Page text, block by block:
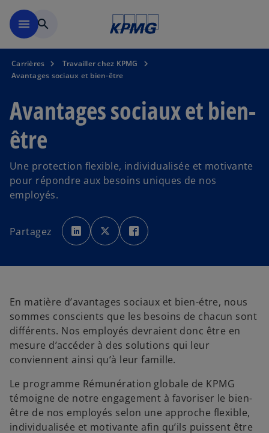
menu search
Carrières
Travailler chez KPMG
Avantages sociaux et bien-être
Avantages sociaux et bien-
être
Une protection flexible, individualisée et motivante
pour répondre aux besoins uniques de nos
employés.
Partagez ’
o
u
u
n
n
o
u
v
e
l
o
n
l
e
’
o
u
u
n
n
o
u
v
e
l
o
n
l
e
’
o
u
n
n
o
u
v
e
l
o
n
e
En matière d’avantages sociaux et bien-étre, nous
sommes conscients que les besoins de chacun sont
différents. Nos employés devraient donc être en
mesure d’accéder à des solutions qui leur
conviennent ainsi qu’à leur famille.
Le programme Rémunération globale de KPMG
témoigne de notre engagement à favoriser le bien-
être de nos employés selon une approche flexible,
individualisée et motivante afin qu’ils puissent être